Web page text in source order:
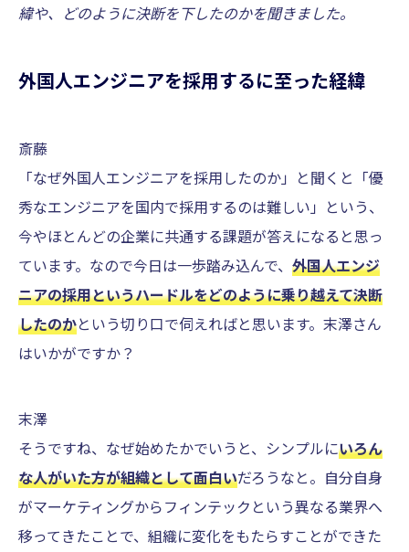
緯や、どのように決断を下したのかを聞きました。
外国人エンジニアを採用するに至った経緯
斎藤
「なぜ外国人エンジニアを採用したのか」と聞くと「優
秀なエンジニアを国内で採用するのは難しい」という、
今やほとんどの企業に共通する課題が答えになると思っ
ています。なので今日は一歩踏み込んで、 外国人エンジ
ニアの採用というハードルをどのように乗り越えて決断
したのかという切り口で伺えればと思います。末澤さん
はいかがですか？
末澤
そうですね、なぜ始めたかでいうと、シンプルにいろん
な人がいた方が組織として面白いだろうなと。自分自身
がマーケティングからフィンテックという異なる業界へ
移ってきたことで、組織に変化をもたらすことができた